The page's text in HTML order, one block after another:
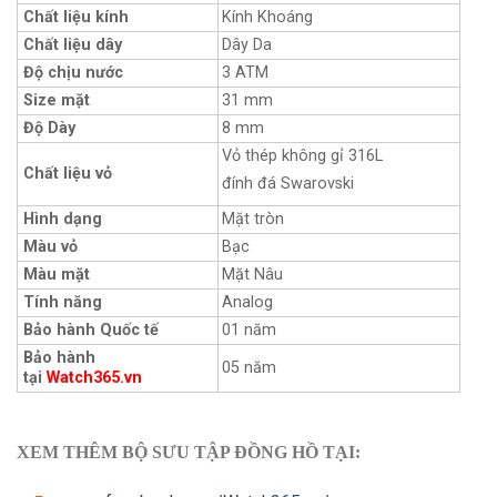
Chất liệu kính
Kính Khoáng
Chất liệu dây
Dây Da
Độ chịu nước
3 ATM
Size mặt
31 mm
Độ Dày
8 mm
Chất liệu vỏ
Vỏ thép không gỉ 316L
đính đá Swarovski
Hình dạng
Mặt tròn
Màu vỏ
Bạc
Màu mặt
Mặt Nâu
Tính năng
Analog
Bảo hành Quốc tế
01 năm
Bảo hành
tại Watch365.vn
05 năm
XEM THÊM BỘ SƯU TẬP ĐỒNG HỒ TẠI: